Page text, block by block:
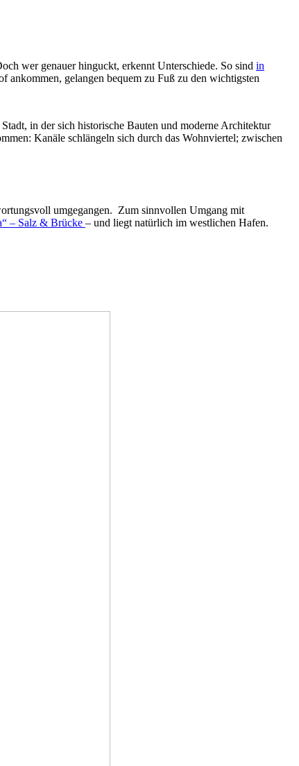
wer genauer hinguckt, erkennt Unterschiede. So sind in
gelangen bequem zu Fuß zu den wichtigsten
in der sich historische Bauten und moderne Architektur
Kanäle schlängeln sich durch das Wohnviertel; zwischen
umgegangen. Zum sinnvollen Umgang mit
– Salz & Brücke – und liegt natürlich im westlichen Hafen.